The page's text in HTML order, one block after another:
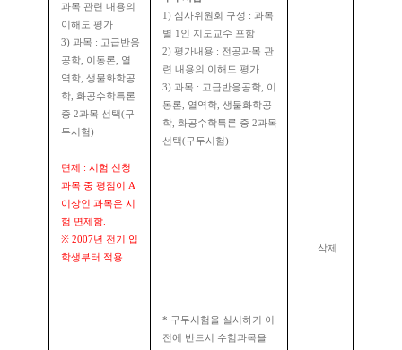
과목 관련 내용의
이해도 평가
3) 과목 : 고급반응
공학, 이동론, 열
역학, 생물화학공
학, 화공수학특론
중 2과목 선택(구
두시험)
면제 : 시험 신청
과목 중 평점이 A
이상인 과목은 시
험 면제함.
※ 2007년 전기 입
학생부터 적용
1) 심사위원회 구성 : 과목
별 1인 지도교수 포함
2) 평가내용 : 전공과목 관
련 내용의 이해도 평가
3) 과목 : 고급반응공학, 이
동론, 열역학, 생물화학공
학, 화공수학특론 중 2과목
선택(구두시험)
* 구두시험을 실시하기 이
전에 반드시 수험과목을
삭제